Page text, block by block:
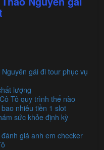
gái đi tour phục vụ
lượng
Tô quy trình thế nào
nhiêu tiền 1 slot
sức khỏe định kỳ
giá anh em checker